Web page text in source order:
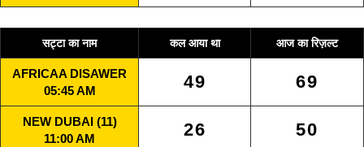
सट्टा का नाम कल आया था आज का रिज़ल्ट
AFRICAA DISAWER
05:45 AM
49 69
NEW DUBAI (11)
11:00 AM
26 50